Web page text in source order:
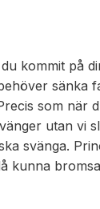
kommit på
sänka
som när
utan vi
svänga.
kunna